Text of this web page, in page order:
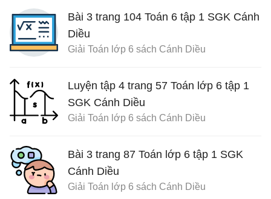
Bài 3 trang 104 Toán 6 tập 1 SGK Cánh
Diều
Giải Toán lớp 6 sách Cánh Diều
Luyện tập 4 trang 57 Toán lớp 6 tập 1
SGK Cánh Diều
Giải Toán lớp 6 sách Cánh Diều
Bài 3 trang 87 Toán lớp 6 tập 1 SGK
Cánh Diều
Giải Toán lớp 6 sách Cánh Diều